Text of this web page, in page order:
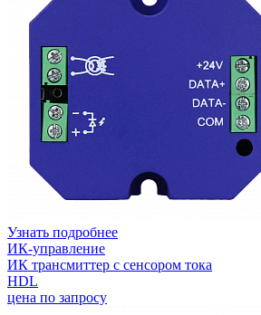
Узнать подробнее
ИК-управление
ИК трансмиттер с сенсором тока
HDL
цена по запросу